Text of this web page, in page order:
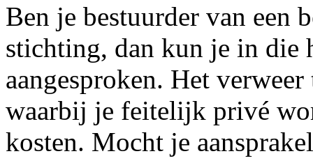
Ben je bestuurder van een
stichting, dan kun je in die
aangesproken. Het
waarbij je feitelijk privé
kosten. Mocht je